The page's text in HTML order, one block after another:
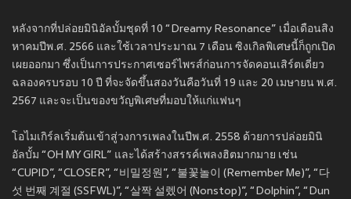
หลังจากที่ปล่อยมินิอัลบั้มชุดที่ 10 “Dreamy Resonance” เมื่อเดือนสิง
หาคมปีพ.ศ. 2566 และใช้เวลาประมาณ 7 เดือน ซิงเกิลพิเศษนี้ก็ถูกเปิด
เผยออกมา ซึ่งเป็นการประกาศเซอร์ไพรส์ก่อนการจัดคอนเสิร์ตเดี่ยว
ฉลองครบรอบ 10 ปี ที่จะจัดขึ้นสองวันคือวันที่ 19 และ 20 เมษายน พ.ศ.
2567 และจะเป็นของขวัญพิเศษที่มอบให้แก่แฟนๆ
โอไมเกิร์ลเริ่มต้นเข้าสู่วงการเพลงในปีพ.ศ. 2558 ด้วยการปล่อยมินิ
อัลบั้ม “OH MY GIRL” และได้สร้างสรรค์เพลงฮิตมากมาย เช่น
“CUPID”, “CLOSER”, “비밀정원”, “불꽃놀이 (Remember Me)”, “다
섯 번째 계절 (SSFWL)”, “살짝 설렜어 (Nonstop)”, “Dolphin”, “Dun